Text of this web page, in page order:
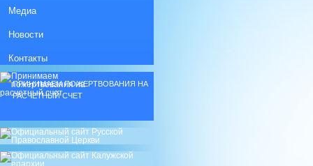
Медиа
Новости
Контакты
ПРИНИМАЕМ ПОЖЕРТВОВАНИЯ НА
РАСЧЕТНЫЙ СЧЕТ